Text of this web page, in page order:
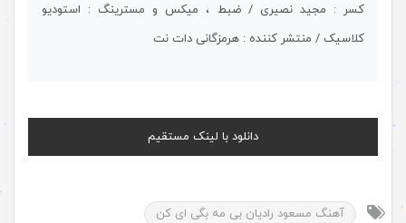
کسر : مجید نصیری / ضبط ، میکس و مسترینگ : استودیو
کلاسیک / منتشر کننده : هرمزگانی دات نت
دانلود با لینک مستقیم
آهنگ مسعود رادیان بی مه بگی ای کن